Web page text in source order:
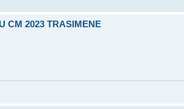
CM 2023 TRASIMENE